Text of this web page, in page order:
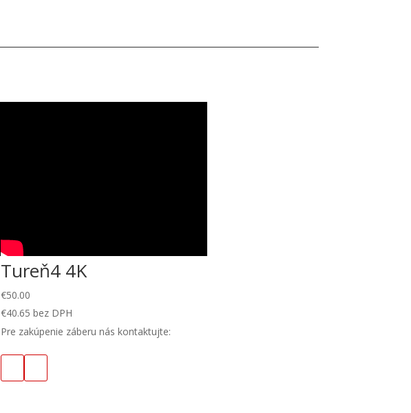
Tureň4 4K
€50.00
€40.65 bez DPH
Pre zakúpenie záberu nás kontaktujte: